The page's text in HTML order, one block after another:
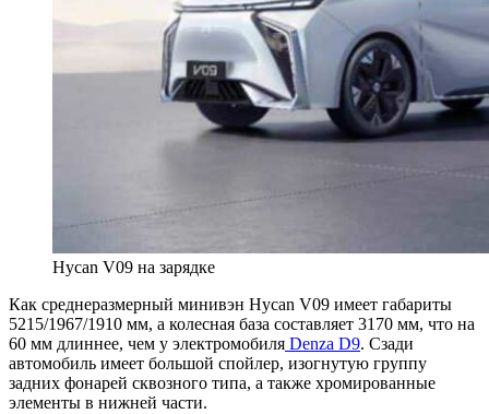
Hycan V09 на зарядке
Как среднеразмерный минивэн Hycan V09 имеет габариты
5215/1967/1910 мм, а колесная база составляет 3170 мм, что на
60 мм длиннее, чем у электромобиля Denza D9. Сзади
автомобиль имеет большой спойлер, изогнутую группу
задних фонарей сквозного типа, а также хромированные
элементы в нижней части.